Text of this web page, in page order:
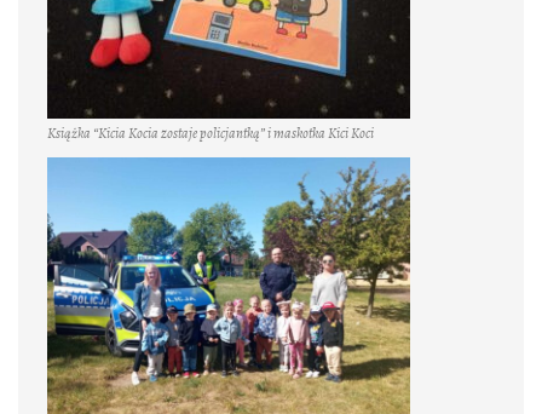
Książka “Kicia Kocia zostaje policjantką” i maskotka Kici Koci